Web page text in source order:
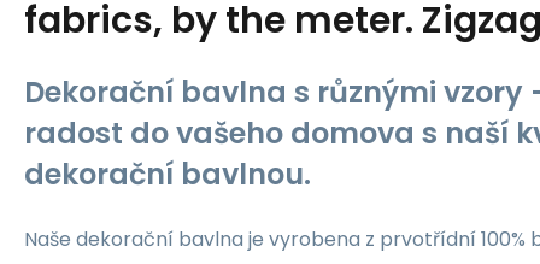
fabrics, by the meter.
Dekorační bavlna s různými vzory
radost do vašeho domova s naší
dekorační bavlnou.
Naše dekorační bavlna je vyrobena z prvotřídní 100%